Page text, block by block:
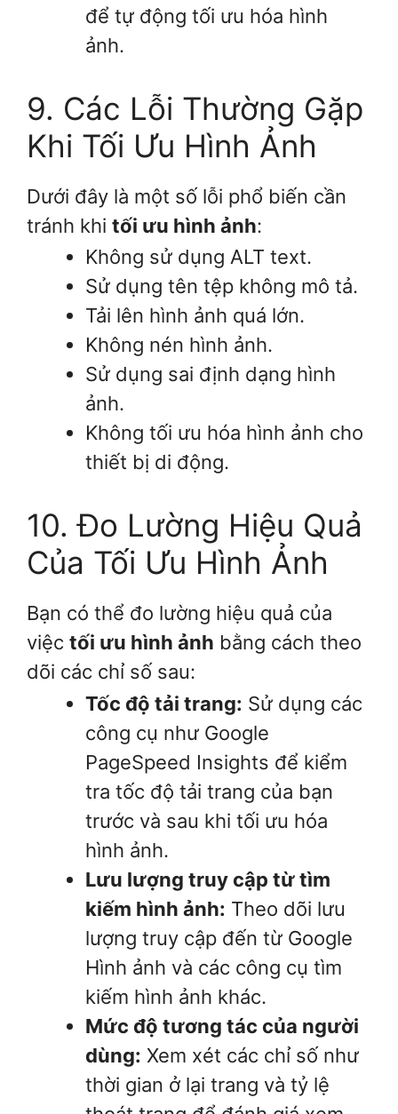
để tự động tối ưu hóa hình
ảnh.
9. Các Lỗi Thường Gặp
Khi Tối Ưu Hình Ảnh
Dưới đây là một số lỗi phổ biến cần
tránh khi tối ưu hình ảnh:
Không sử dụng ALT text.
Sử dụng tên tệp không mô tả.
Tải lên hình ảnh quá lớn.
Không nén hình ảnh.
Sử dụng sai định dạng hình
ảnh.
Không tối ưu hóa hình ảnh cho
thiết bị di động.
10. Đo Lường Hiệu Quả
Của Tối Ưu Hình Ảnh
Bạn có thể đo lường hiệu quả của
việc tối ưu hình ảnh bằng cách theo
dõi các chỉ số sau:
Tốc độ tải trang: Sử dụng các
công cụ như Google
PageSpeed Insights để kiểm
tra tốc độ tải trang của bạn
trước và sau khi tối ưu hóa
hình ảnh.
Lưu lượng truy cập từ tìm
kiếm hình ảnh: Theo dõi lưu
lượng truy cập đến từ Google
Hình ảnh và các công cụ tìm
kiếm hình ảnh khác.
Mức độ tương tác của người
dùng: Xem xét các chỉ số như
thời gian ở lại trang và tỷ lệ